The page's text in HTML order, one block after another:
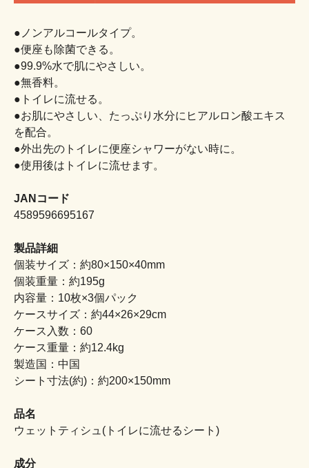
●ノンアルコールタイプ。
●便座も除菌できる。
●99.9%水で肌にやさしい。
●無香料。
●トイレに流せる。
●お肌にやさしい、たっぷり水分にヒアルロン酸エキス
を配合。
●外出先のトイレに便座シャワーがない時に。
●使用後はトイレに流せます。
JANコード
4589596695167
製品詳細
個装サイズ：約80×150×40mm
個装重量：約195g
内容量：10枚×3個パック
ケースサイズ：約44×26×29cm
ケース入数：60
ケース重量：約12.4kg
製造国：中国
シート寸法(約)：約200×150mm
品名
ウェットティシュ(トイレに流せるシート)
成分